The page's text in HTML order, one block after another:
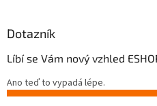
Dotazník
Líbí se Vám nový vzhled
Ano teď to vypadá lépe.